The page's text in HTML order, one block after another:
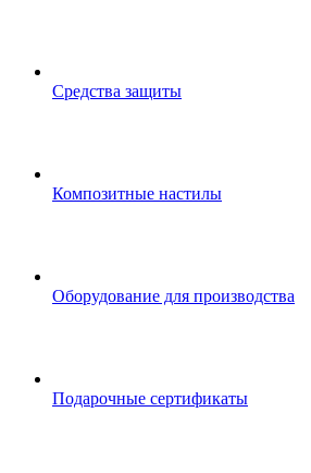
Средства защиты
Композитные настилы
Оборудование для производства
Подарочные сертификаты